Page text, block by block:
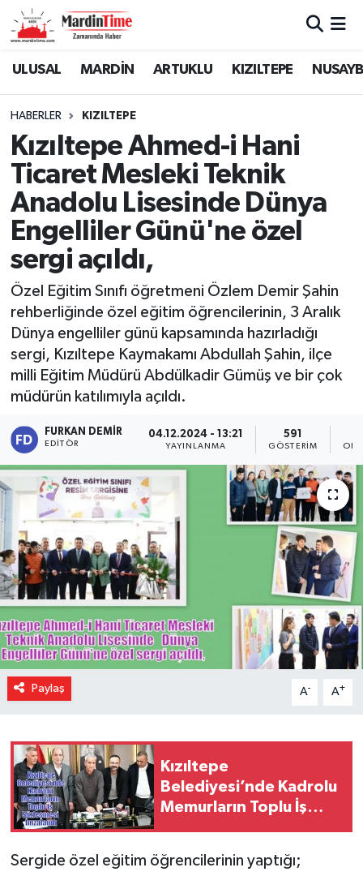
ULUSAL MARDİN ARTUKLU KIZILTEPE
HABERLER KIZILTEPE
Kızıltepe Ahmed-i Hani
Ticaret Mesleki Teknik
Anadolu Lisesinde Dünya
Engelliler Günü'ne özel
sergi açıldı,
Özel Eğitim Sınıfı öğretmeni Özlem Demir Şahin
rehberliğinde özel eğitim öğrencilerinin, 3 Aralık
Dünya engelliler günü kapsamında hazırladığı
sergi, Kızıltepe Kaymakamı Abdullah Şahin, ilçe
milli Eğitim Müdürü Abdülkadir Gümüş ve bir çok
müdürün katılımıyla açıldı.
FURKAN DEMIR
EDITÖR
04.12.2024 - 13:21
YAYINLANMA
591
GÖSTERIM
Paylaş A- A+
Kızıltepe
Belediyesi’nde Kadrolu
Memurların Toplu İş
Sergide özel eğitim öğrencilerinin yaptığı;
Mardin Nöbetçi Eczaneler
Mardin Namaz Vakitleri
Mardin Trafik Yoğunluk Haritası
Süper Lig Puan Durumu ve Fikstür
Tüm Manşetler
Son Dakika Haberleri
Haber Arşivi